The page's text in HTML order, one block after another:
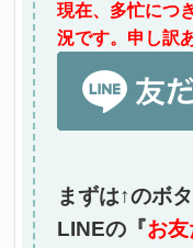
現在、多忙につ
況です。申し訳
まずは↑のボ
LINEの『お